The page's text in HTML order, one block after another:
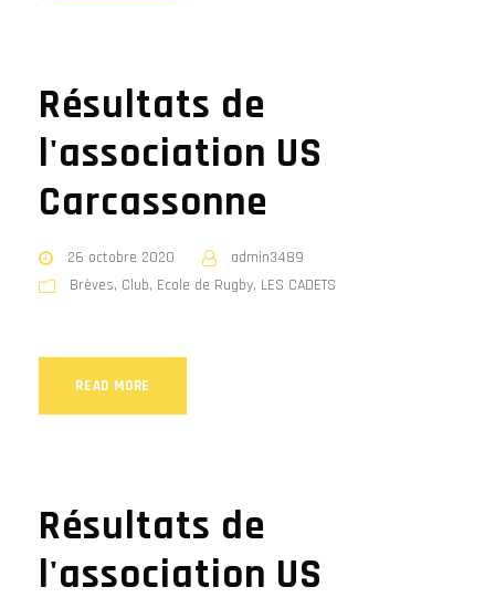
Résultats de
l'association US
Carcassonne
26 octobre 2020
admin3489
Brèves, Club, Ecole de Rugby, LES CADETS
READ MORE
Résultats de
l'association US